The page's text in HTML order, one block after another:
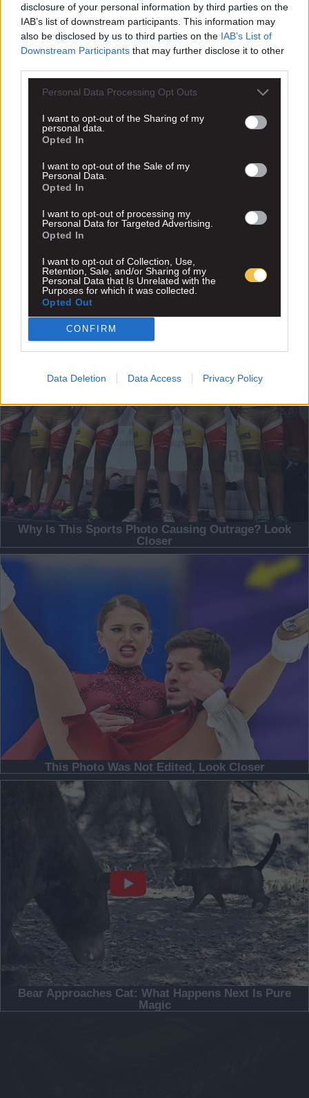
disclosure of your personal information by third parties on the
IAB’s list of downstream participants. This information may
also be disclosed by us to third parties on the IAB’s List of
Downstream Participants that may further disclose it to other
Personal Data Processing Opt Outs
I want to opt-out of the Sharing of my
personal data.
Opted In
I want to opt-out of the Sale of my
Personal Data.
Opted In
I want to opt-out of processing my
Personal Data for Targeted Advertising.
Opted In
I want to opt-out of Collection, Use,
Retention, Sale, and/or Sharing of my
Personal Data that Is Unrelated with the
Purposes for which it was collected.
Opted Out
CONFIRM
Data Deletion Data Access Privacy Policy